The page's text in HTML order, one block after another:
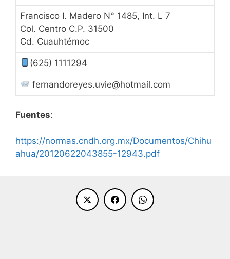
Francisco I. Madero N° 1485, Int. L 7
Col. Centro C.P. 31500
Cd. Cuauhtémoc
(625) 1111294
fernandoreyes.uvie@hotmail.com
Fuentes:
https://normas.cndh.org.mx/Documentos/Chihu
ahua/20120622043855-12943.pdf